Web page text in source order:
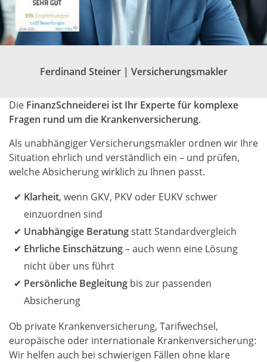
Die FinanzSchneiderei ist Ihr Experte für komplexe
Fragen rund um die Krankenversicherung.
Als unabhängiger Versicherungsmakler ordnen wir Ihre
Situation ehrlich und verständlich ein – und prüfen,
welche Absicherung wirklich zu Ihnen passt.
Klarheit, wenn GKV, PKV oder EUKV schwer
einzuordnen sind
Unabhängige Beratungstatt Standardvergleich
Ehrliche Einschätzung– auch wenn eine Lösung
nicht über uns führt
Persönliche Begleitung bis zur passenden
Absicherung
Ob private Krankenversicherung, Tarifwechsel,
europäische oder internationale Krankenversicherung:
Wir helfen auch bei schwierigen Fällen ohne klare
Ferdinand Steiner | Versicherungsmakler